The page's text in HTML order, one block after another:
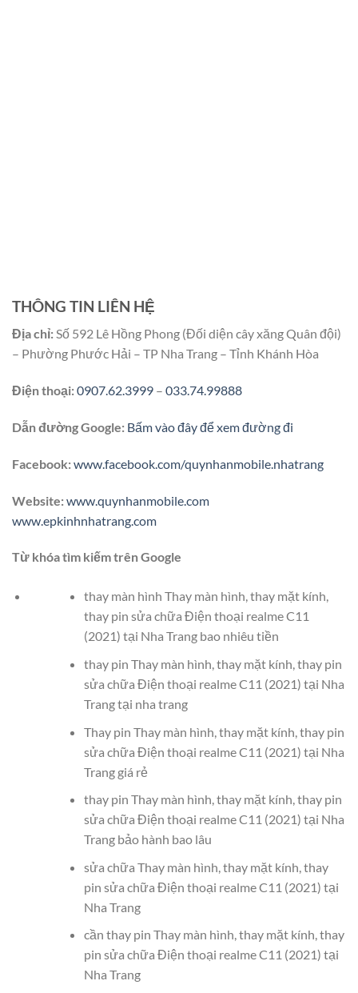
THÔNG TIN LIÊN HỆ
Địa chỉ:Số 592 Lê Hồng Phong (Đối diện cây xăng Quân đội)
– Phường Phước Hải – TP Nha Trang – Tỉnh Khánh Hòa
Điện thoại:0907.62.3999 – 033.74.99888
Dẫn đường Google: Bấm vào đây để xem đường đi
Facebook:www.facebook.com/quynhanmobile.nhatrang
Website:www.quynhanmobile.com
www.epkinhnhatrang.com
Từ khóa tìm kiếm trên Google
thay màn hình Thay màn hình, thay mặt kính,
thay pin sửa chữa Điện thoại realme C11
(2021) tại Nha Trang bao nhiêu tiền
thay pin Thay màn hình, thay mặt kính, thay pin
sửa chữa Điện thoại realme C11 (2021) tại Nha
Trang tại nha trang
Thay pin Thay màn hình, thay mặt kính, thay pin
sửa chữa Điện thoại realme C11 (2021) tại Nha
Trang giá rẻ
thay pin Thay màn hình, thay mặt kính, thay pin
sửa chữa Điện thoại realme C11 (2021) tại Nha
Trang bảo hành bao lâu
sửa chữa Thay màn hình, thay mặt kính, thay
pin sửa chữa Điện thoại realme C11 (2021) tại
Nha Trang
cần thay pin Thay màn hình, thay mặt kính, thay
pin sửa chữa Điện thoại realme C11 (2021) tại
Nha Trang